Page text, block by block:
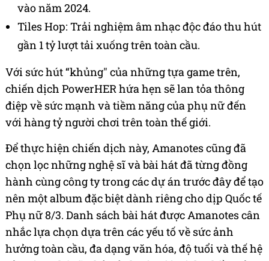
vào năm 2024.
Tiles Hop: Trải nghiệm âm nhạc độc đáo thu hút
gần 1 tỷ lượt tải xuống trên toàn cầu.
Với sức hút “khủng" của những tựa game trên,
chiến dịch PowerHER hứa hẹn sẽ lan tỏa thông
điệp về sức mạnh và tiềm năng của phụ nữ đến
với hàng tỷ người chơi trên toàn thế giới.
Để thực hiện chiến dịch này, Amanotes cũng đã
chọn lọc những nghệ sĩ và bài hát đã từng đồng
hành cùng công ty trong các dự án trước đây để tạo
nên một album đặc biệt dành riêng cho dịp Quốc tế
Phụ nữ 8/3. Danh sách bài hát được Amanotes cân
nhắc lựa chọn dựa trên các yếu tố về sức ảnh
hưởng toàn cầu, đa dạng văn hóa, độ tuổi và thế hệ